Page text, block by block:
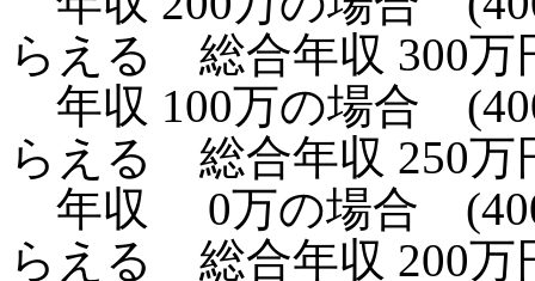
らえる 総合年収 300万
年収 100万の場合
らえる 総合年収 250万
年収 0万の場合
らえる 総合年収 200万